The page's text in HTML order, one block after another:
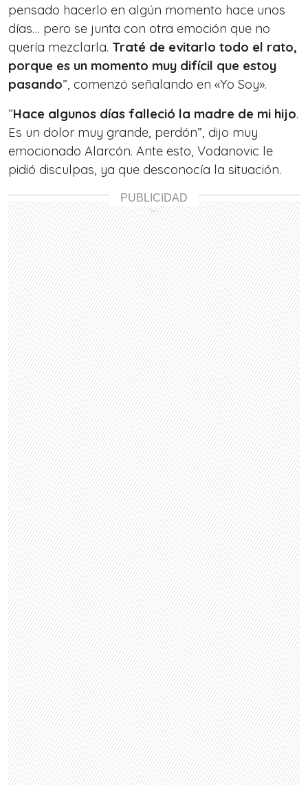
pensado hacerlo en algún momento hace unos
días… pero se junta con otra emoción que no
quería mezclarla. Traté de evitarlo todo el rato,
porque es un momento muy difícil que estoy
pasando”, comenzó señalando en «Yo Soy».
“Hace algunos días falleció la madre de mi hijo.
Es un dolor muy grande, perdón”, dijo muy
emocionado Alarcón. Ante esto, Vodanovic le
pidió disculpas, ya que desconocía la situación.